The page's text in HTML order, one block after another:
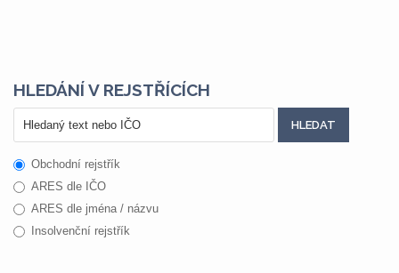
HLEDÁNÍ V REJSTŘÍCÍCH
Obchodní rejstřík
ARES dle IČO
ARES dle jména / názvu
Insolvenční rejstřík